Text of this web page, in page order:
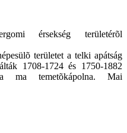
érsekség területérõl
területet a telki apátság
1708-1724 és 1750-1882
ma temetõkápolna. Mai